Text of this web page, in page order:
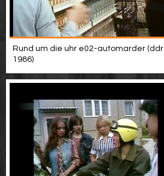
Rund um die uhr e02-automarder (ddr
1986)